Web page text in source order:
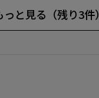
っと見る（残り3件）